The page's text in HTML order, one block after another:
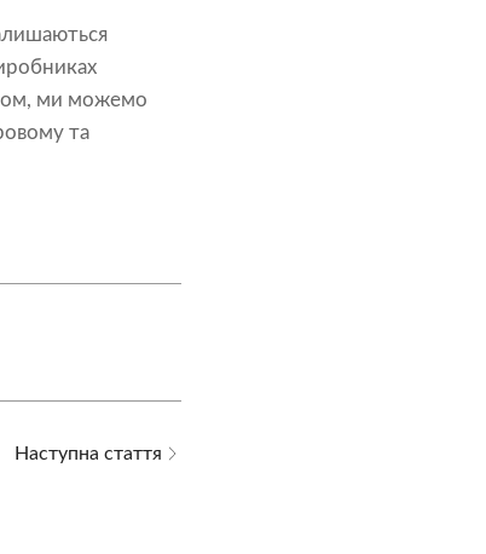
ми можемо
та
Наступна стаття